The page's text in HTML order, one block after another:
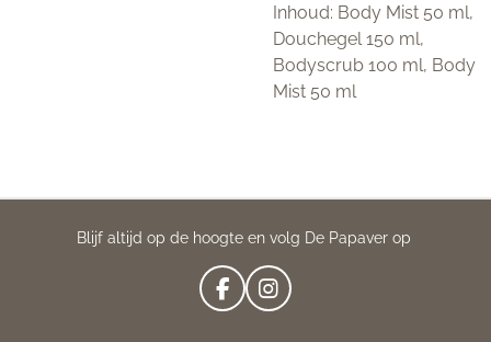
Inhoud: Body Mist 50 ml,
Douchegel 150 ml,
Bodyscrub 100 ml, Body
Mist 50 ml
Blijf altijd op de hoogte en volg De Papaver op
F
A
I
N